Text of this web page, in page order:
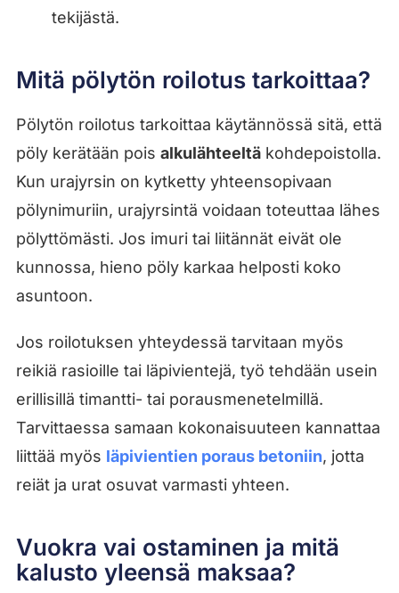
tekijästä.
Mitä pölytön roilotus tarkoittaa?
Pölytön roilotus tarkoittaa käytännössä sitä, että
pöly kerätään pois alkulähteeltäkohdepoistolla.
Kun urajyrsin on kytketty yhteensopivaan
pölynimuriin, urajyrsintä voidaan toteuttaa lähes
pölyttömästi. Jos imuri tai liitännät eivät ole
kunnossa, hieno pöly karkaa helposti koko
asuntoon.
Jos roilotuksen yhteydessä tarvitaan myös
reikiä rasioille tai läpivientejä, työ tehdään usein
erillisillä timantti- tai porausmenetelmillä.
Tarvittaessa samaan kokonaisuuteen kannattaa
liittää myös läpivientien poraus betoniin, jotta
reiät ja urat osuvat varmasti yhteen.
Vuokra vai ostaminen ja mitä
kalusto yleensä maksaa?